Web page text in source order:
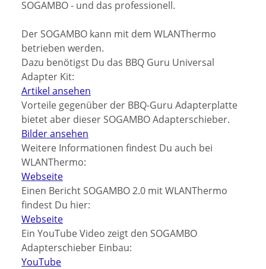
SOGAMBO - und das professionell.
Der SOGAMBO kann mit dem WLANThermo
betrieben werden.
Dazu benötigst Du das BBQ Guru Universal
Adapter Kit:
Artikel ansehen
Vorteile gegenüber der BBQ-Guru Adapterplatte
bietet aber dieser SOGAMBO Adapterschieber.
Bilder ansehen
Weitere Informationen findest Du auch bei
WLANThermo:
Webseite
Einen Bericht SOGAMBO 2.0 mit WLANThermo
findest Du hier:
Webseite
Ein YouTube Video zeigt den SOGAMBO
Adapterschieber Einbau:
YouTube